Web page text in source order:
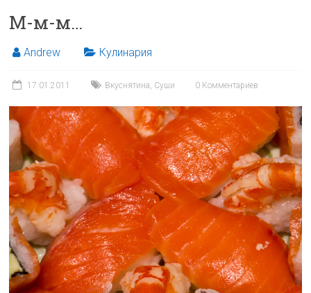
М-м-м…
Andrew Кулинария
17.01.2011 Вкуснятина Суши 0 Комментариев